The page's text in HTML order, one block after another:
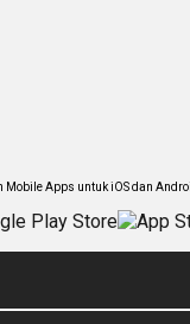
Mobile Apps untuk iOS dan